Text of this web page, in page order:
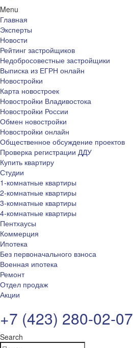
Menu
Главная
Эксперты
Новости
Рейтинг застройщиков
Недобросовестные застройщики
Выписка из ЕГРН онлайн
Новостройки
Карта новостроек
Новостройки Владивостока
Новостройки России
Обмен новостройки
Новостройки онлайн
Общественное обсуждение проектов
Проверка регистрации ДДУ
Купить квартиру
Студии
1-комнатные квартиры
2-комнатные квартиры
3-комнатные квартиры
4-комнатные квартиры
Пентхаусы
Коммерция
Ипотека
Без первоначального взноса
Военная ипотека
Ремонт
Отдел продаж
Акции
+7 (423) 280-02-07
Search